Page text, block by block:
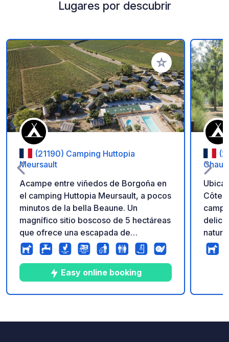
Lugares por descubrir
Añadir a tus
(21190) Camping Huttopia
Meursault
Acampe entre viñedos de Borgoña en
el camping Huttopia Meursault, a pocos
minutos de la bella Beaune. Un
magnífico sitio boscoso de 5 hectáreas
que ofrece una escapada de
vacaciones relajantes. El destino ideal
para descubrir todo lo que la región
tiene para ofrecer... Completamente
renovados, los espacios habitables y
los nuevos alojamientos con vistas a
Easy online booking
Côte-